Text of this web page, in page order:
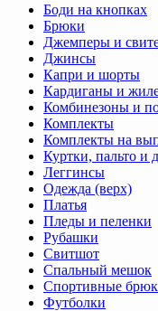
Боди на кнопках
Брюки
Джемперы и
Джинсы
Капри и шорты
Кардиганы и
Комбинезоны и
Комплекты
Комплекты на
Куртки, пальто и
Леггинсы
Одежда (верх)
Платья
Пледы и пеленки
Рубашки
Свитшот
Спальный мешок
Спортивные
Футболки